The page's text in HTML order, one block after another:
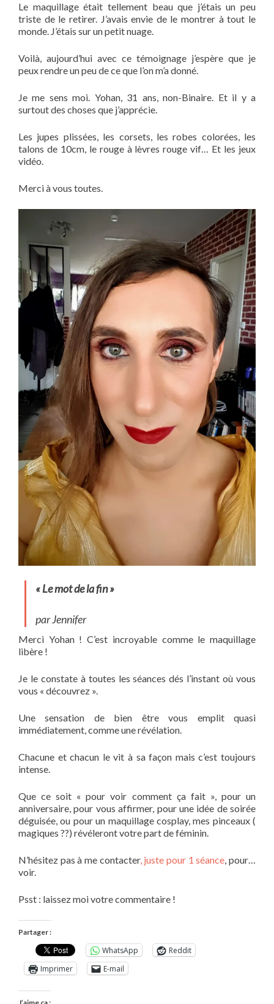
Le maquillage était tellement beau que j’étais un peu
triste de le retirer. J’avais envie de le montrer à tout le
monde. J’étais sur un petit nuage.
Voilà, aujourd’hui avec ce témoignage j’espère que je
peux rendre un peu de ce que l’on m’a donné.
Je me sens moi. Yohan, 31 ans, non-Binaire. Et il y a
surtout des choses que j’apprécie.
Les jupes plissées, les corsets, les robes colorées, les
talons de 10cm, le rouge à lèvres rouge vif… Et les jeux
vidéo.
Merci à vous toutes.
« Le mot de la fin »
par Jennifer
Merci Yohan ! C’est incroyable comme le maquillage
libère !
Je le constate à toutes les séances dés l’instant où vous
vous « découvrez ».
Une sensation de bien être vous emplit quasi
immédiatement, comme une révélation.
Chacune et chacun le vit à sa façon mais c’est toujours
intense.
Que ce soit « pour voir comment ça fait », pour un
anniversaire, pour vous affirmer, pour une idée de soirée
déguisée, ou pour un maquillage cosplay, mes pinceaux (
magiques ??) révéleront votre part de féminin.
N’hésitez pas à me contacter, juste pour 1 séance, pour…
voir.
Psst : laissez moi votre commentaire !
Partager :
WhatsApp
Reddit
Imprimer
E-mail